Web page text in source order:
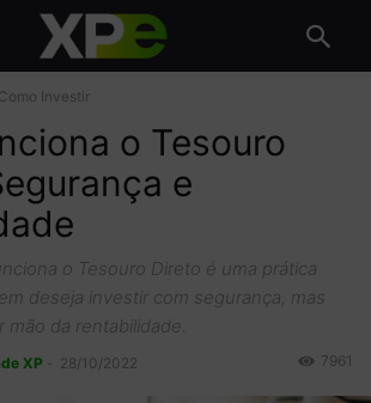
Como Investir
o Tesouro
e
o Tesouro Direto é uma prática
deseja investir com segurança, mas
mão da rentabilidade.
XP 28/10/2022 7961